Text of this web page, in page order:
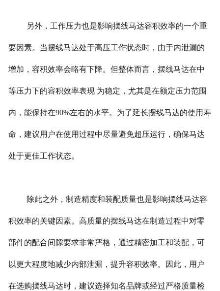
另外，工作压力也是影响摆线马达容积效率的一个重
要因素。当摆线马达处于高压工作状态时，由于内泄漏的
增加，容积效率会略有下降。但整体而言，摆线马达在中
等压力下的容积效率表现 为稳定，尤其是在额定压力范围
内，能保持在90%左右的水平。为了延长摆线马达的使用寿
命，建议用户在使用过程中尽量避免超压运行，确保马达
处于更佳工作状态。
除此之外，制造精度和装配质量也是影响摆线马达容
积效率的关键因素。高质量的摆线马达在制造过程中对零
部件的配合间隙要求非常严格，通过精密加工和装配，可
以更大程度地减少内部泄漏，提升容积效率。因此，用户
在选购摆线马达时，建议选择知名品牌或经过严格质量检